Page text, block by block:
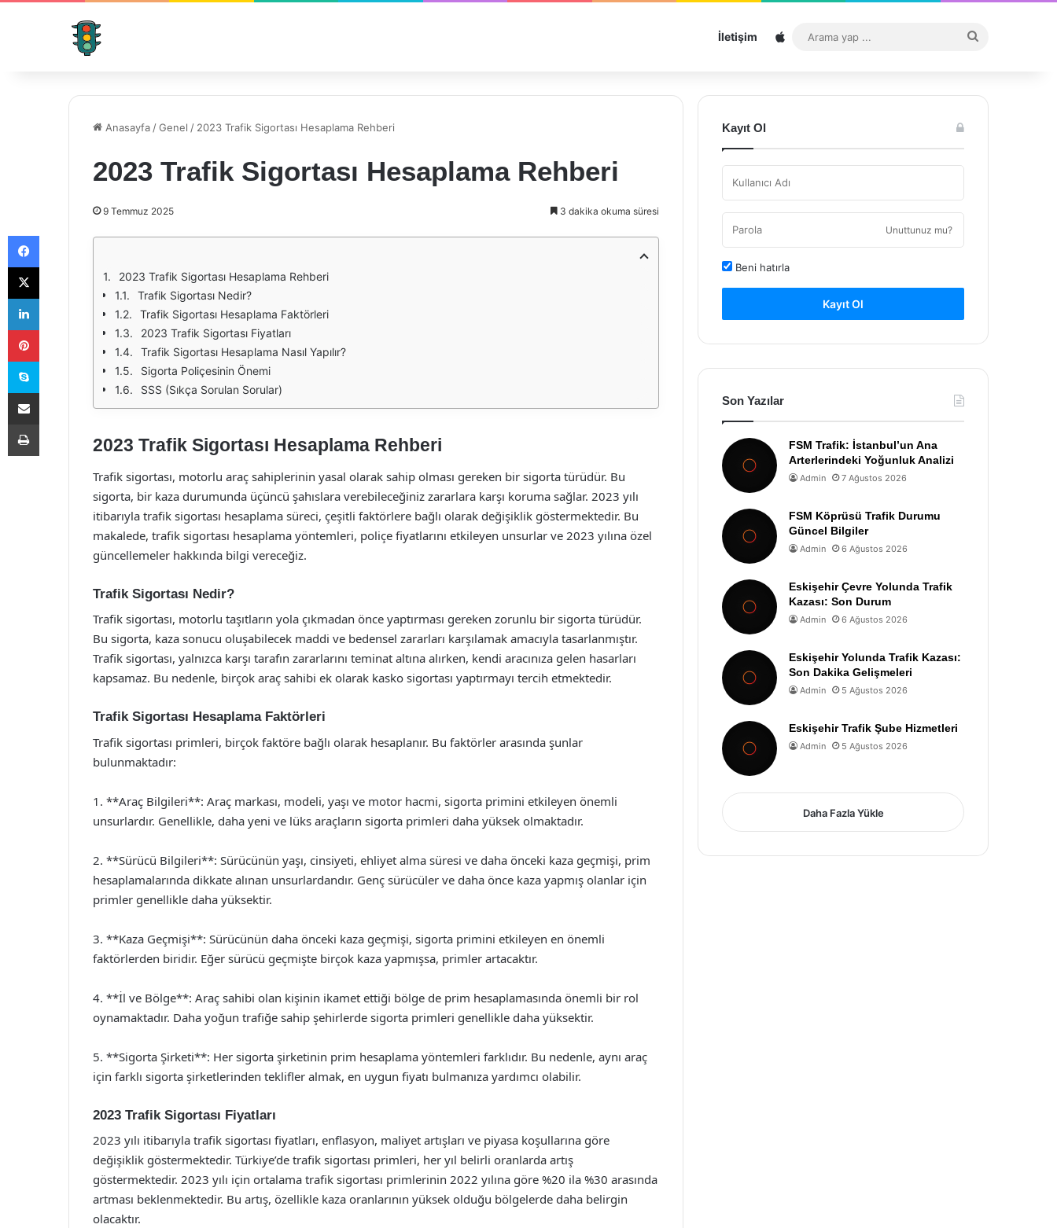
İletişim Sitemap
...
Anasayfa /Genel / 2023 Trafik Sigortası Hesaplama Rehberi
2023 Trafik Sigortası Hesaplama Rehberi
9 Temmuz 2025 3 dakika okuma süresi
2023 Trafik Sigortası Hesaplama Rehberi
Trafik Sigortası Nedir?
Trafik Sigortası Hesaplama Faktörleri
2023 Trafik Sigortası Fiyatları
Trafik Sigortası Hesaplama Nasıl Yapılır?
Sigorta Poliçesinin Önemi
SSS (Sıkça Sorulan Sorular)
2023 Trafik Sigortası Hesaplama Rehberi
Trafik sigortası, motorlu araç sahiplerinin yasal olarak sahip olması gereken bir sigorta türüdür. Bu
sigorta, bir kaza durumunda üçüncü şahıslara verebileceğiniz zararlara karşı koruma sağlar. 2023 yılı
itibarıyla trafik sigortası hesaplama süreci, çeşitli faktörlere bağlı olarak değişiklik göstermektedir. Bu
makalede, trafik sigortası hesaplama yöntemleri, poliçe fiyatlarını etkileyen unsurlar ve 2023 yılına özel
güncellemeler hakkında bilgi vereceğiz.
Trafik Sigortası Nedir?
Trafik sigortası, motorlu taşıtların yola çıkmadan önce yaptırması gereken zorunlu bir sigorta türüdür.
Bu sigorta, kaza sonucu oluşabilecek maddi ve bedensel zararları karşılamak amacıyla tasarlanmıştır.
Trafik sigortası, yalnızca karşı tarafın zararlarını teminat altına alırken, kendi aracınıza gelen hasarları
kapsamaz. Bu nedenle, birçok araç sahibi ek olarak kasko sigortası yaptırmayı tercih etmektedir.
Trafik Sigortası Hesaplama Faktörleri
Trafik sigortası primleri, birçok faktöre bağlı olarak hesaplanır. Bu faktörler arasında şunlar
bulunmaktadır:
1. **Araç Bilgileri**: Araç markası, modeli, yaşı ve motor hacmi, sigorta primini etkileyen önemli
unsurlardır. Genellikle, daha yeni ve lüks araçların sigorta primleri daha yüksek olmaktadır.
2. **Sürücü Bilgileri**: Sürücünün yaşı, cinsiyeti, ehliyet alma süresi ve daha önceki kaza geçmişi, prim
hesaplamalarında dikkate alınan unsurlardandır. Genç sürücüler ve daha önce kaza yapmış olanlar için
primler genellikle daha yüksektir.
3. **Kaza Geçmişi**: Sürücünün daha önceki kaza geçmişi, sigorta primini etkileyen en önemli
faktörlerden biridir. Eğer sürücü geçmişte birçok kaza yapmışsa, primler artacaktır.
4. **İl ve Bölge**: Araç sahibi olan kişinin ikamet ettiği bölge de prim hesaplamasında önemli bir rol
oynamaktadır. Daha yoğun trafiğe sahip şehirlerde sigorta primleri genellikle daha yüksektir.
5. **Sigorta Şirketi**: Her sigorta şirketinin prim hesaplama yöntemleri farklıdır. Bu nedenle, aynı araç
için farklı sigorta şirketlerinden teklifler almak, en uygun fiyatı bulmanıza yardımcı olabilir.
2023 Trafik Sigortası Fiyatları
2023 yılı itibarıyla trafik sigortası fiyatları, enflasyon, maliyet artışları ve piyasa koşullarına göre
değişiklik göstermektedir. Türkiye’de trafik sigortası primleri, her yıl belirli oranlarda artış
göstermektedir. 2023 yılı için ortalama trafik sigortası primlerinin 2022 yılına göre %20 ila %30 arasında
artması beklenmektedir. Bu artış, özellikle kaza oranlarının yüksek olduğu bölgelerde daha belirgin
olacaktır.
Kayıt Ol
Unuttunuz mu?
Beni hatırla
Kayıt Ol
Son Yazılar
FSM Trafik: İstanbul’un Ana
Arterlerindeki Yoğunluk Analizi
Admin 7 Ağustos 2026
FSM Köprüsü Trafik Durumu
Güncel Bilgiler
Admin 6 Ağustos 2026
Eskişehir Çevre Yolunda Trafik
Kazası: Son Durum
Admin 6 Ağustos 2026
Eskişehir Yolunda Trafik Kazası:
Son Dakika Gelişmeleri
Admin 5 Ağustos 2026
Eskişehir Trafik Şube Hizmetleri
Admin 5 Ağustos 2026
Daha Fazla Yükle
Facebook
X
LinkedIn
Pinterest
Skype
E-Posta ile paylaş